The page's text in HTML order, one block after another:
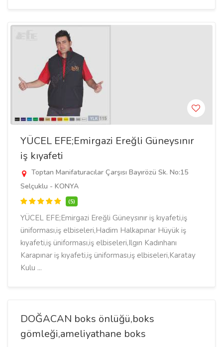
YÜCEL EFE;Emirgazi Ereğli Güneysınır
iş kıyafeti
Toptan Manifaturacılar Çarşısı Bayırözü Sk. No:15
Selçuklu - KONYA
(5)
YÜCEL EFE;Emirgazi Ereğli Güneysınır iş kıyafeti,iş
üniforması,iş elbiseleri,Hadim Halkapınar Hüyük iş
kıyafeti,iş üniforması,iş elbiseleri,Ilgın Kadınhanı
Karapınar iş kıyafeti,iş üniforması,iş elbiseleri,Karatay
Kulu ...
DOĞACAN boks önlüğü,boks
gömleği,ameliyathane boks